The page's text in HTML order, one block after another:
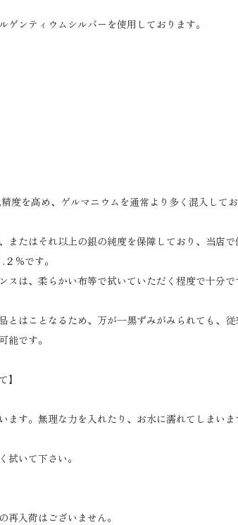
ゲンティウムシルバーを使用しております。
度を高め、ゲルマニウムを通常より多く混入して
またはそれ以上の銀の純度を保障しており、当店
％です。
スは、柔らかい布等で拭いていただく程度で十分
とはことなるため、万が一黒ずみがみられても、
能です。
】
ます。無理な力を入れたり、お水に濡れてしまい
拭いて下さい。
入荷はございません。